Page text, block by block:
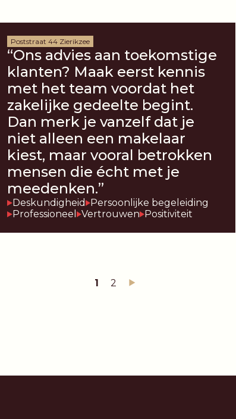
Poststraat 44 Zierikzee
“Ons advies aan toekomstige
klanten? Maak eerst kennis
met het team voordat het
zakelijke gedeelte begint.
Dan merk je vanzelf dat je
niet alleen een makelaar
kiest, maar vooral betrokken
mensen die écht met je
meedenken.”
Deskundigheid Persoonlijke begeleiding
Professioneel
Vertrouwen Positiviteit
1 2